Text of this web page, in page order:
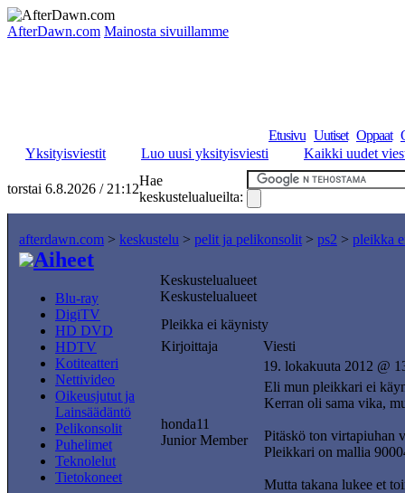
AfterDawn.com Mainosta sivuillamme
Etusivu Uutiset Oppaat
Yksityisviestit
Luo uusi yksityisviesti Kaikki uudet
torstai 6.8.2026 / 21:12
Hae
keskustelualueilta:
afterdawn.com > keskustelu > pelit ja pelikonsolit > ps2 > pleikka
Aiheet
Blu-ray
DigiTV
HD DVD
HDTV
Kotiteatteri
Nettivideo
Oikeusjutut ja
Lainsäädäntö
Pelikonsolit
Puhelimet
Teknolelut
Tietokoneet
Keskustelualueet
Keskustelualueet
Pleikka ei käynisty
Kirjoittaja
Viesti
honda11
Junior Member
19. lokakuuta 2012 @
Eli mun pleikkari ei
Kerran oli sama vika,
Pitäskö ton virtapiuhan
Pleikkari on mallia
Mutta takana lukee et